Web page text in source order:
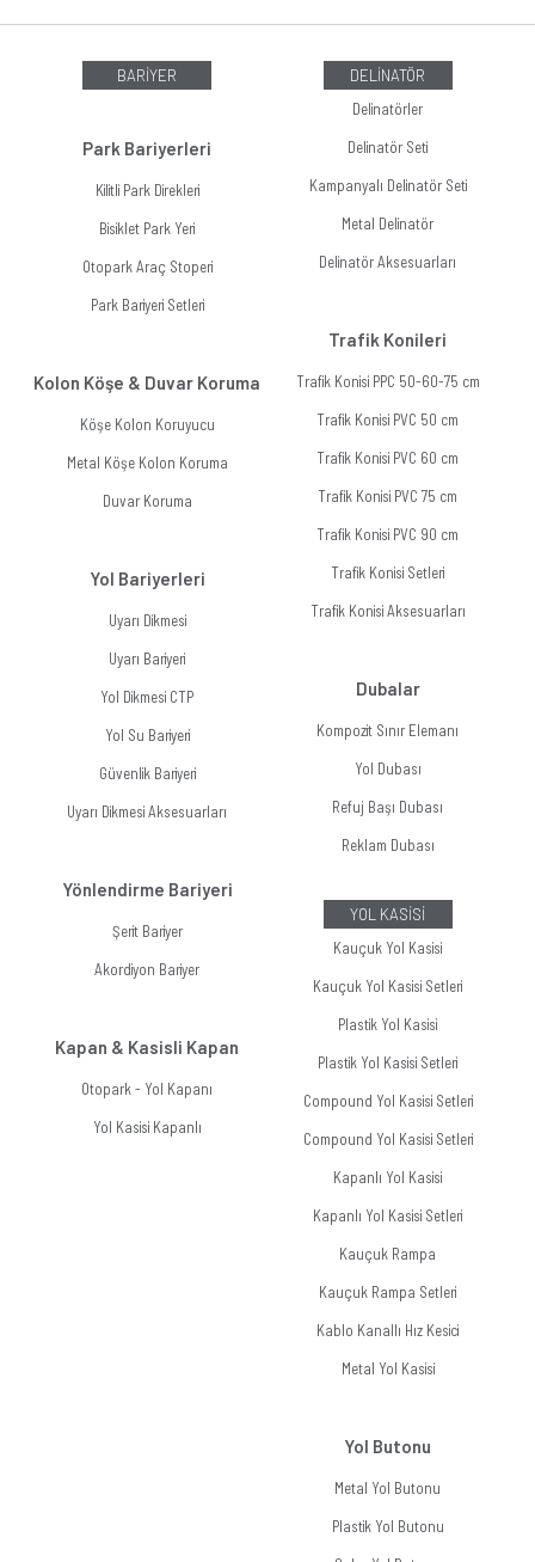
BARİYER
Park Bariyerleri
Kilitli Park Direkleri
Bisiklet Park Yeri
Otopark Araç Stoperi
Park Bariyeri Setleri
Kolon Köşe & Duvar Koruma
Köşe Kolon Koruyucu
Metal Köşe Kolon Koruma
Duvar Koruma
Yol Bariyerleri
Uyarı Dikmesi
Uyarı Bariyeri
Yol Dikmesi CTP
Yol Su Bariyeri
Güvenlik Bariyeri
Uyarı Dikmesi Aksesuarları
Yönlendirme Bariyeri
Şerit Bariyer
Akordiyon Bariyer
Kapan & Kasisli Kapan
Otopark - Yol Kapanı
Yol Kasisi Kapanlı
DELİNATÖR
Delinatörler
Delinatör Seti
Kampanyalı Delinatör Seti
Metal Delinatör
Delinatör Aksesuarları
Trafik Konileri
Trafik Konisi PPC 50-60-75 cm
Trafik Konisi PVC 50 cm
Trafik Konisi PVC 60 cm
Trafik Konisi PVC 75 cm
Trafik Konisi PVC 90 cm
Trafik Konisi Setleri
Trafik Konisi Aksesuarları
Dubalar
Kompozit Sınır Elemanı
Yol Dubası
Refuj Başı Dubası
Reklam Dubası
YOL KASİSİ
Kauçuk Yol Kasisi
Kauçuk Yol Kasisi Setleri
Plastik Yol Kasisi
Plastik Yol Kasisi Setleri
Compound Yol Kasisi Setleri
Compound Yol Kasisi Setleri
Kapanlı Yol Kasisi
Kapanlı Yol Kasisi Setleri
Kauçuk Rampa
Kauçuk Rampa Setleri
Kablo Kanallı Hız Kesici
Metal Yol Kasisi
Yol Butonu
Metal Yol Butonu
Plastik Yol Butonu